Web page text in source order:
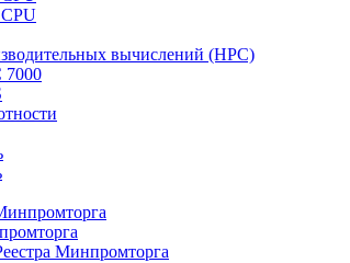
вычислений (HPC)
7000
Минпромторга